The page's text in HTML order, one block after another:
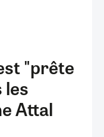
"prête
les
Attal